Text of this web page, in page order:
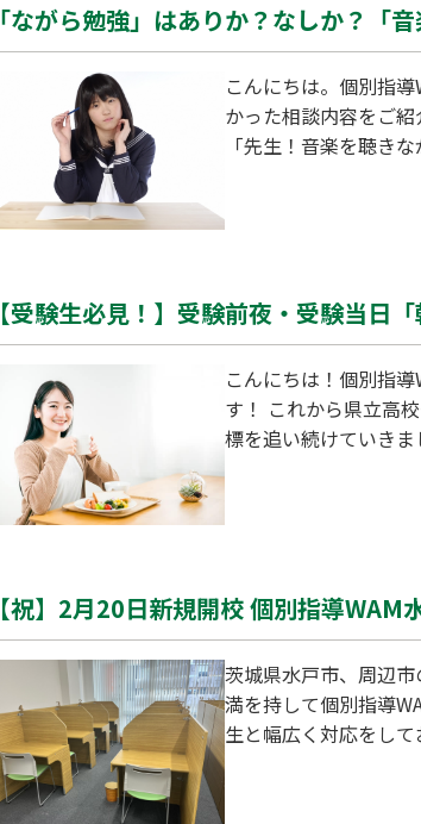
「ながら勉強」はありか？なしか？「
こんにちは。個別指
かった相談内容をご紹介します。 私の肌感覚で申し訳ございませんが
「先生！音楽を聴き
【受験生必見！】受験前夜・受験当日
こんにちは！個別指
す！ これから県立高
標を追い続けていきましょう！ さて今回はそんな受験や試験を控えてい
【祝】2月20日新規開校 個別指導WAM
茨城県水戸市、周辺
満を持して個別指導
生と幅広く対応をし